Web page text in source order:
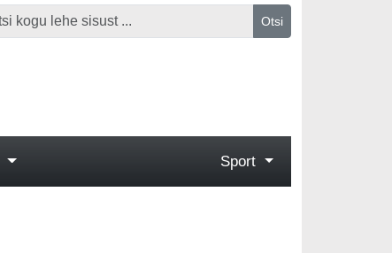
Otsi
Sport